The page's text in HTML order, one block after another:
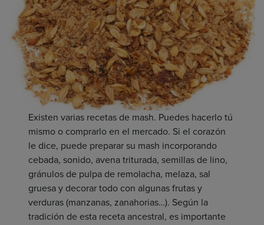
Existen varias recetas de mash. Puedes hacerlo tú
mismo o comprarlo en el mercado. Si el corazón
le dice, puede preparar su mash incorporando
cebada, sonido, avena triturada, semillas de lino,
gránulos de pulpa de remolacha, melaza, sal
gruesa y decorar todo con algunas frutas y
verduras (manzanas, zanahorias…). Según la
tradición de esta receta ancestral, es importante